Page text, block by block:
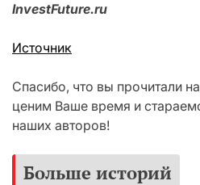
InvestFuture.ru
Источник
Спасибо, что вы прочитали
ценим Ваше время и
наших авторов!
Больше историй